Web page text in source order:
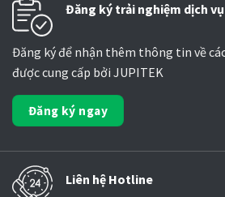
Đăng ký trải nghiệm dịch vụ
Đăng ký để nhận thêm thông tin về
được cung cấp bởi JUPITEK
Đăng ký ngay
Liên hệ Hotline